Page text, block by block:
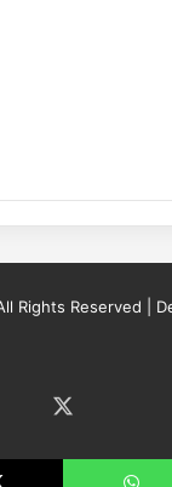
Rights Reserved |